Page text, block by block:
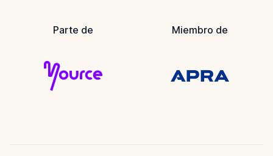
Parte de Miembro de